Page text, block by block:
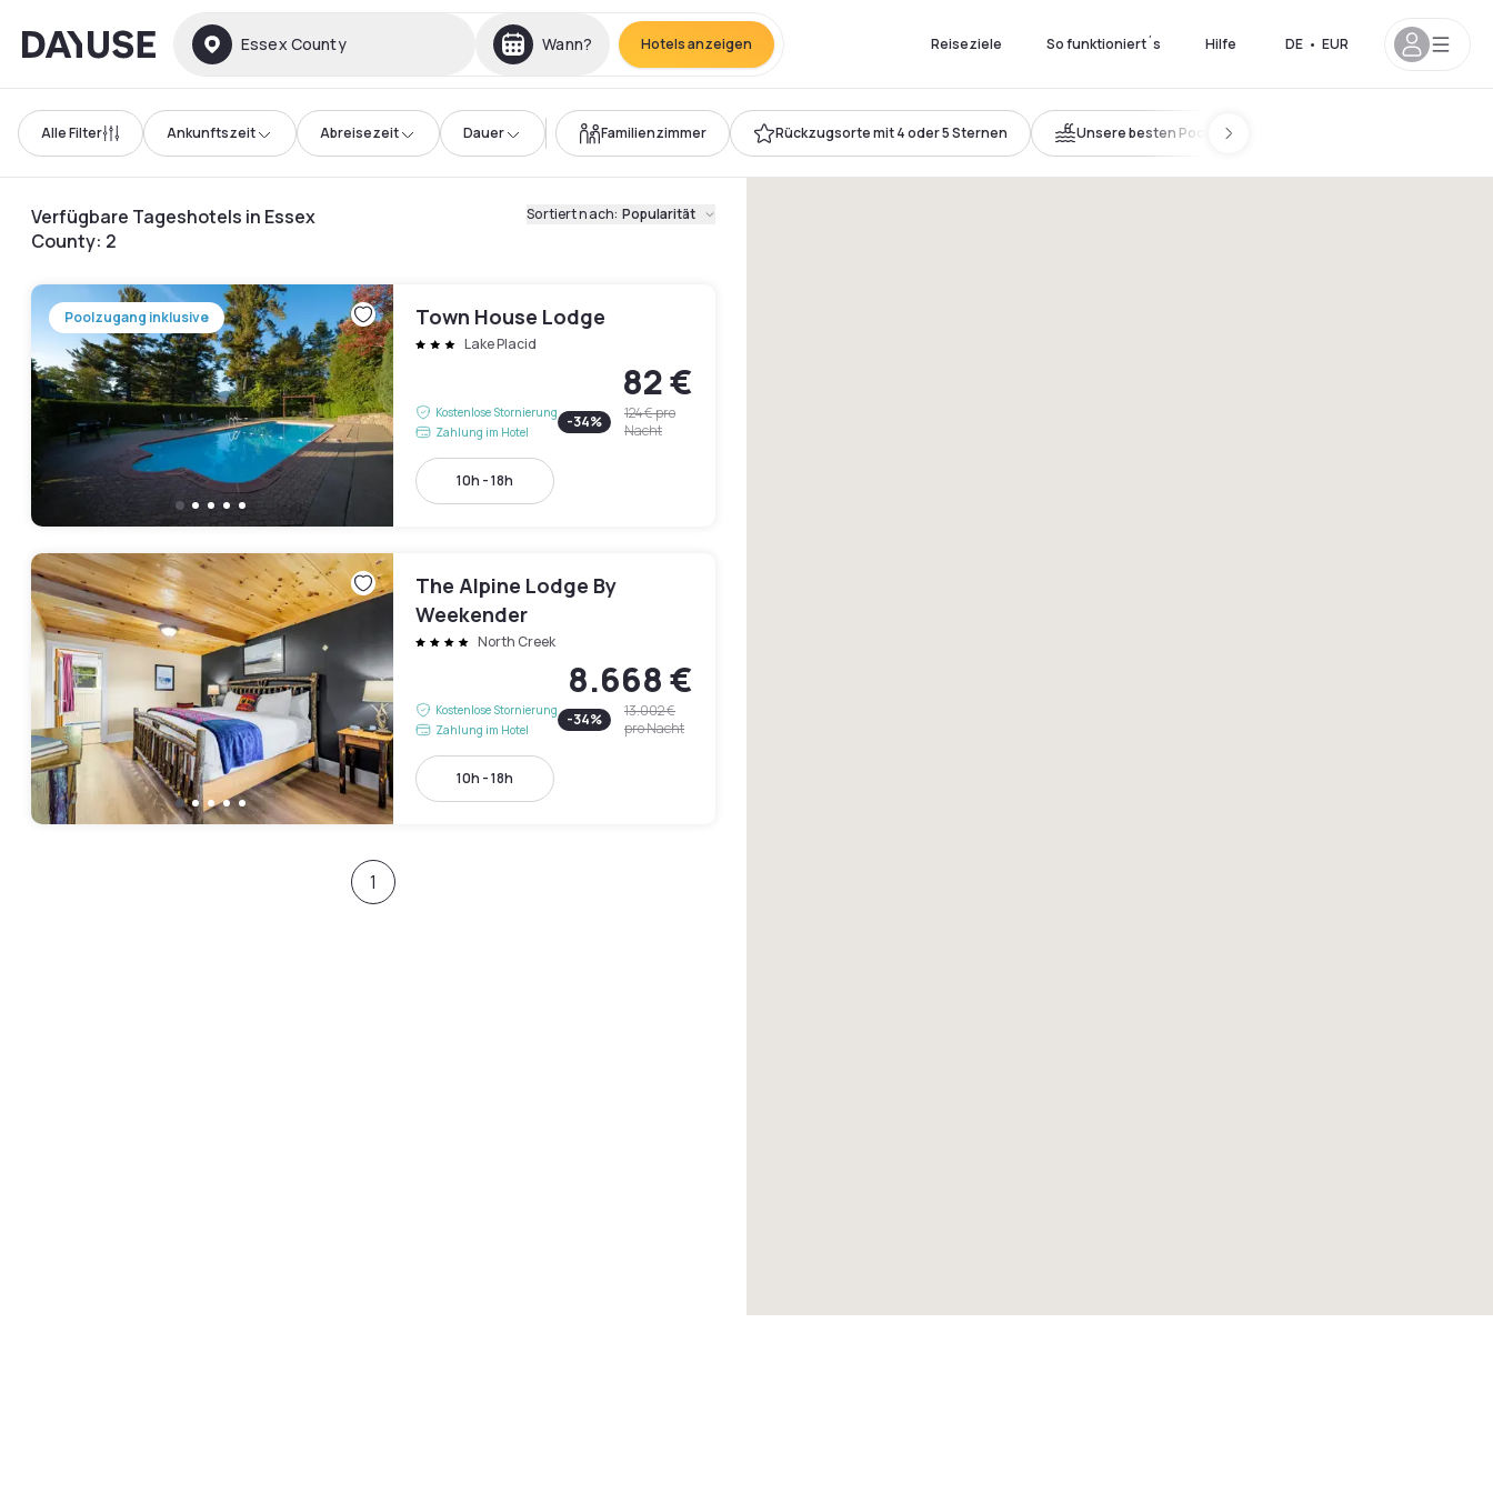
Dayuse Essex County Wann? Hotels anzeigen Reiseziele So funktioniert´s Hilfe DE • EUR
Alle Filter Ankunftszeit Abreisezeit Dauer Familienzimmer Rückzugsorte mit 4 oder 5 Sternen Unsere besten Pools
Verfügbare Tageshotels in Essex
County: 2
Sortiert nach: Popularität
Poolzugang inklusive Town House Lodge
Lake Placid
Kostenlose Stornierung
Zahlung im Hotel
82 €
-34% 124 €pro
Nacht
10h - 18h
The Alpine Lodge By
Weekender
North Creek
Kostenlose Stornierung
Zahlung im Hotel
8.668 €
-34%
13.002 €
pro Nacht
10h - 18h
1